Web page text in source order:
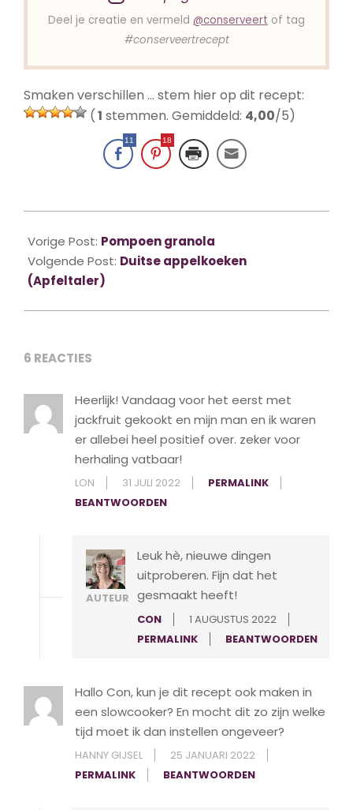
Deel je creatie en vermeld @conserveert of tag
#conserveertrecept
Smaken verschillen … stem hier op dit recept:
(1 stemmen. Gemiddeld: 4,00/5)
11 18
10-
11
Vorige Post: Pompoen granola
Volgende Post: Duitse appelkoeken
(Apfeltaler)
6 REACTIES
Heerlijk! Vandaag voor het eerst met
jackfruit gekookt en mijn man en ik waren
er allebei heel positief over. zeker voor
herhaling vatbaar!
LON 31 JULI 2022
PERMALINK
BEANTWOORDEN
AUTEUR
Leuk hè, nieuwe dingen
uitproberen. Fijn dat het
gesmaakt heeft!
CON
1 AUGUSTUS 2022
PERMALINK
BEANTWOORDEN
Hallo Con, kun je dit recept ook maken in
een slowcooker? En mocht dit zo zijn welke
tijd moet ik dan instellen ongeveer?
HANNY GIJSEL
25 JANUARI 2022
PERMALINK
BEANTWOORDEN